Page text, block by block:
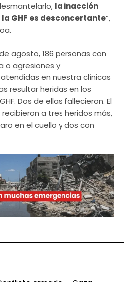
la inacción
GHF es desconcertante”,
agosto, 186 personas con
o agresiones y
en nuestra clínicas
resultar heridas en los
Dos de ellas fallecieron. El
a tres heridos más,
en el cuello y dos con